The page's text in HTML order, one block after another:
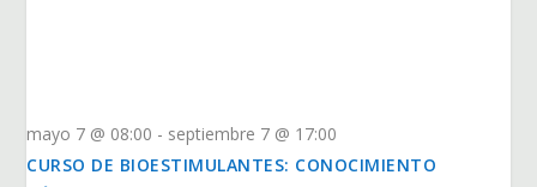
mayo 7 @ 08:00 - septiembre 7 @ 17:00
CURSO DE BIOESTIMULANTES: CONOCIMIENTO